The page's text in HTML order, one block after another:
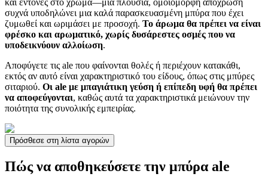
και έντονες στο χρώμα—μια πλούσια, ομοιόμορφη απόχρωση
συχνά υποδηλώνει μια καλά παρασκευασμένη μπύρα που έχει
ζυμωθεί και ωριμάσει με προσοχή. Το άρωμα θα πρέπει να είναι
φρέσκο και αρωματικό, χωρίς δυσάρεστες οσμές που να
υποδεικνύουν αλλοίωση.
Αποφύγετε τις ale που φαίνονται θολές ή περιέχουν κατακάθι,
εκτός αν αυτό είναι χαρακτηριστικό του είδους, όπως στις μπύρες
σιταριού. Οι ale με μπαγιάτικη γεύση ή επίπεδη υφή θα πρέπει
να αποφεύγονται, καθώς αυτά τα χαρακτηριστικά μειώνουν την
ποιότητα της συνολικής εμπειρίας.
Πρόσθεσε στη λίστα αγορών
Πώς να αποθηκεύσετε την μπύρα ale